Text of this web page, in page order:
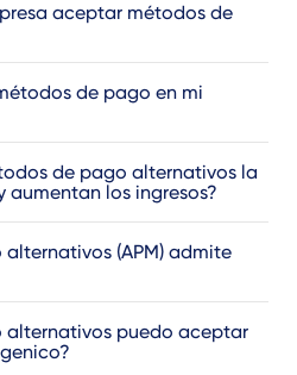
aceptar métodos de
de pago en mi
de pago alternativos la
los ingresos?
(APM) admite
alternativos puedo aceptar